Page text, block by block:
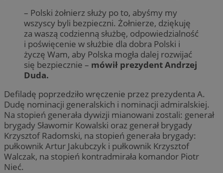
– Polski żołnierz służy po to, abyśmy my
wszyscy byli bezpieczni. Żołnierze, dziękuję
za waszą codzienną służbę, odpowiedzialność
i poświęcenie w służbie dla dobra Polski i
życzę Wam, aby Polska mogła dalej rozwijać
się bezpiecznie – mówił prezydent Andrzej
Duda.
Defiladę poprzedziło wręczenie przez prezydenta A.
Dudę nominacji generalskich i nominacji admiralskiej.
Na stopień generała dywizji mianowani zostali: generał
brygady Sławomir Kowalski oraz generał brygady
Krzysztof Radomski, na stopień generała brygady:
pułkownik Artur Jakubczyk i pułkownik Krzysztof
Walczak, na stopień kontradmirała komandor Piotr
Nieć.